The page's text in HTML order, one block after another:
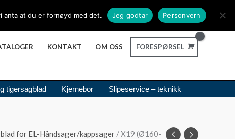
Logg Inn / Registrer B2B konto
KONTAKT OM OSS FORESPØRSEL
tigersagblad Kjernebor Slipeservice – teknikk
for EL-Håndsager/kappsager / X19 (Ø160-
at du er fornøyd med det. Jeg godtar Personvern